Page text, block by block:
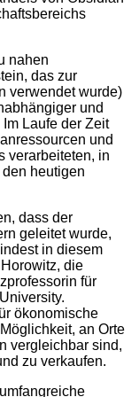
nahen
das zur
verwendet wurde)
und
Laufe der Zeit
und
verarbeiteten, in
heutigen
dass der
geleitet wurde,
in diesem
die
für
ökonomische
an Orte
vergleichbar sind,
zu verkaufen.